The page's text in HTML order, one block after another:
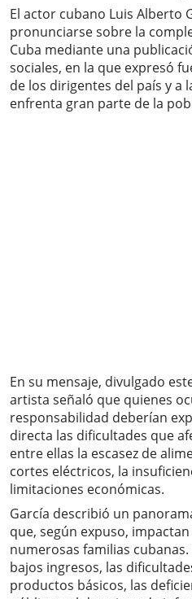
El actor cubano Luis Alberto
pronunciarse sobre la
Cuba mediante una
sociales, en la que expresó
de los dirigentes del país y a
enfrenta gran parte de la
En su mensaje, divulgado
artista señaló que quienes
responsabilidad deberían
directa las dificultades que
entre ellas la escasez de
cortes eléctricos, la
limitaciones económicas.
García describió un
que, según expuso,
numerosas familias
bajos ingresos, las
productos básicos, las